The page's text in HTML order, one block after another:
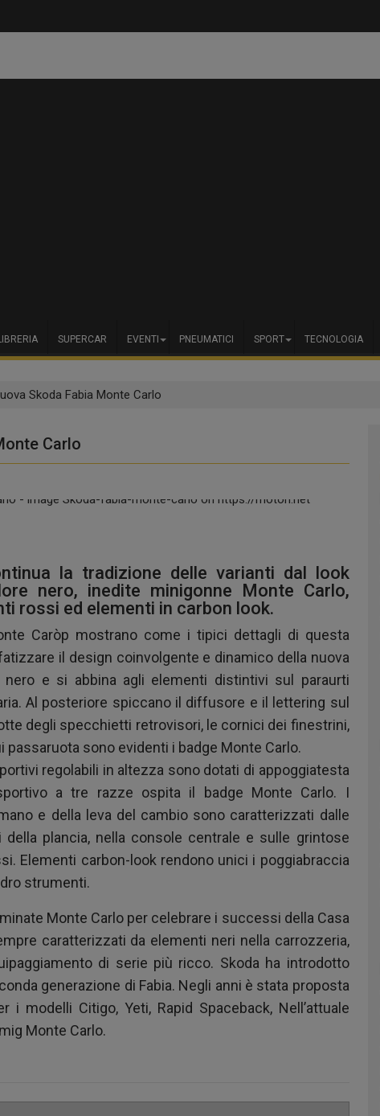
SUPERCAR EVENTI PNEUMATICI SPORT TECNOLOGIA
Skoda Fabia Monte Carlo
Carlo
la tradizione delle varianti dal look
nero, inedite minigonne Monte Carlo,
rossi ed elementi in carbon look.
Caròp mostrano come i tipici dettagli di questa
il design coinvolgente e dinamico della nuova
e si abbina agli elementi distintivi sul paraurti
Al posteriore spiccano il diffusore e il lettering sul
degli specchietti retrovisori, le cornici dei finestrini,
sono evidenti i badge Monte Carlo.
regolabili in altezza sono dotati di appoggiatesta
a tre razze ospita il badge Monte Carlo. I
e della leva del cambio sono caratterizzati dalle
plancia, nella console centrale e sulle grintose
Elementi carbon-look rendono unici i poggiabraccia
strumenti.
Monte Carlo per celebrare i successi della Casa
caratterizzati da elementi neri nella carrozzeria,
di serie più ricco. Skoda ha introdotto
generazione di Fabia. Negli anni è stata proposta
modelli Citigo, Yeti, Rapid Spaceback, Nell’attuale
Monte Carlo.